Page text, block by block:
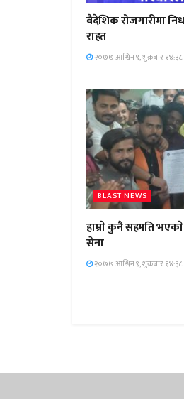
वैदेशिक रोजगारीमा
राहत
२०७७ आश्विन ९, शुक्रबार १४:३८
BLAST NEWS
हाम्राे कुनै सहमति
सेना
२०७७ आश्विन ९, शुक्रबार १४:३८